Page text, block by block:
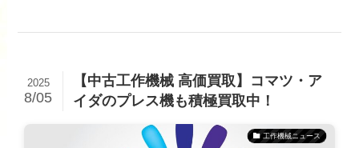
【中古工作機械 高価買取】コマツ・ア
イダのプレス機も積極買取中！
2025
8/05
工作機械ニュース